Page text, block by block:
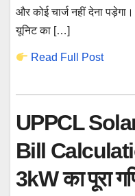
और कोई चार्ज नहीं देना
यूनिट का […]
Read Full Post
UPPCL
Bill
3kW का पूरा